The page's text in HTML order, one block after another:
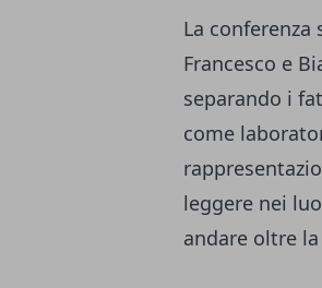
La
Francesco e
separando i
come
leggere nei
andare oltre